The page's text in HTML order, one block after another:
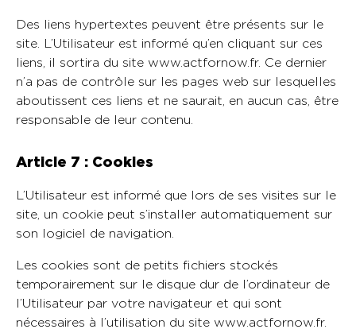
Des liens hypertextes peuvent être présents sur le
site. L’Utilisateur est informé qu’en cliquant sur ces
liens, il sortira du site www.actfornow.fr. Ce dernier
n’a pas de contrôle sur les pages web sur lesquelles
aboutissent ces liens et ne saurait, en aucun cas, être
responsable de leur contenu.
Article 7 : Cookies
L’Utilisateur est informé que lors de ses visites sur le
site, un cookie peut s’installer automatiquement sur
son logiciel de navigation.
Les cookies sont de petits fichiers stockés
temporairement sur le disque dur de l’ordinateur de
l’Utilisateur par votre navigateur et qui sont
nécessaires à l’utilisation du site www.actfornow.fr.